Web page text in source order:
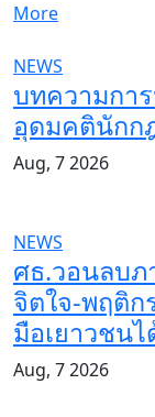
More
NEWS
บทความกา
อุดมคตินักก
Aug, 7 2026
NEWS
ศธ.วอนลบภ
จิตใจ-พฤติก
มือเยาวชนไ
Aug, 7 2026